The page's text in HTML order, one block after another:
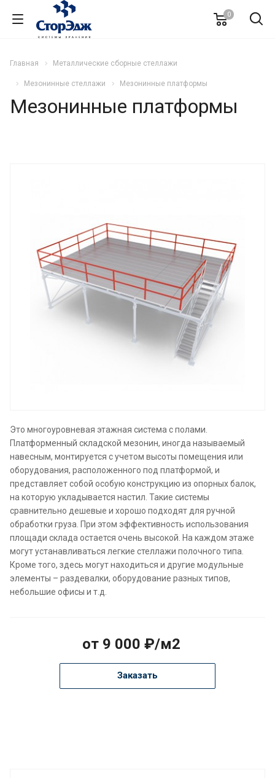
0
Главная Металлические сборные стеллажи
Мезонинные стеллажи Мезонинные платформы
Мезонинные платформы
Это многоуровневая этажная система с полами.
Платформенный складской мезонин, иногда называемый
навесным, монтируется с учетом высоты помещения или
оборудования, расположенного под платформой, и
представляет собой особую конструкцию из опорных балок,
на которую укладывается настил. Такие системы
сравнительно дешевые и хорошо подходят для ручной
обработки груза. При этом эффективность использования
площади склада остается очень высокой. На каждом этаже
могут устанавливаться легкие стеллажи полочного типа.
Кроме того, здесь могут находиться и другие модульные
элементы – раздевалки, оборудование разных типов,
небольшие офисы и т.д.
от 9 000 ₽/м2
Заказать